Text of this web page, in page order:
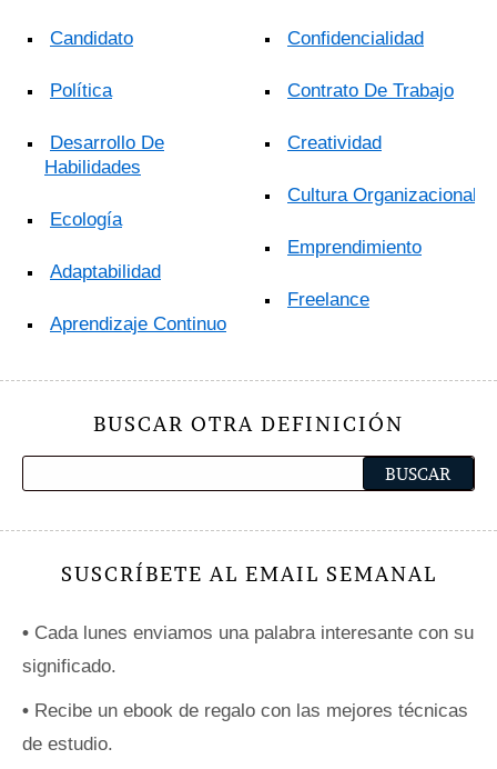
Candidato
Política
Desarrollo De
Habilidades
Ecología
Adaptabilidad
Aprendizaje Continuo
Confidencialidad
Contrato De Trabajo
Creatividad
Cultura Organizacional
Emprendimiento
Freelance
BUSCAR OTRA DEFINICIÓN
SUSCRÍBETE AL EMAIL SEMANAL
• Cada lunes enviamos una palabra interesante con su
significado.
• Recibe un ebook de regalo con las mejores técnicas
de estudio.